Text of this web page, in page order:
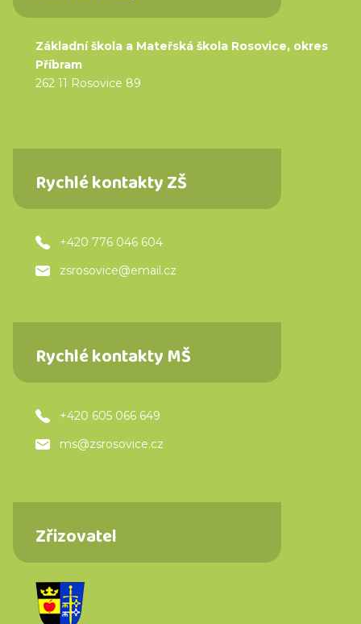
Základní škola a Mateřská škola Rosovice, okres
Příbram
262 11 Rosovice 89
Rychlé kontakty ZŠ
+420 776 046 604
zsrosovice@email.cz
Rychlé kontakty MŠ
+420 605 066 649
ms@zsrosovice.cz
Zřizovatel